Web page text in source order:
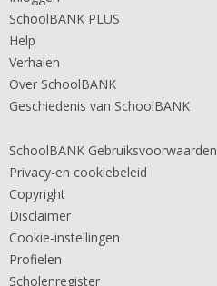
SchoolBANK PLUS
Help
Verhalen
Over SchoolBANK
Geschiedenis van SchoolBANK
SchoolBANK Gebruiksvoorwaarden
Privacy-en cookiebeleid
Copyright
Disclaimer
Cookie-instellingen
Profielen
Scholenregister